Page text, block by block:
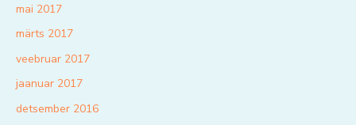
mai 2017
märts 2017
veebruar 2017
jaanuar 2017
detsember 2016